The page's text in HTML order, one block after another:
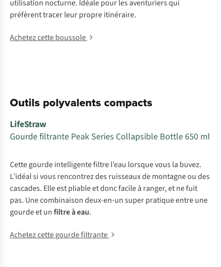
utilisation nocturne. Idéale pour les aventuriers qui
préfèrent tracer leur propre itinéraire.
Achetez cette boussole
Outils polyvalents compacts
LifeStraw
Gourde filtrante Peak Series Collapsible Bottle 650 ml
Cette gourde intelligente filtre l’eau lorsque vous la buvez.
L’idéal si vous rencontrez des ruisseaux de montagne ou des
cascades. Elle est pliable et donc facile à ranger, et ne fuit
pas. Une combinaison deux-en-un super pratique entre une
gourde et unfiltre à eau.
Achetez cette gourde filtrante